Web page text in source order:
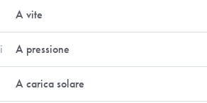
A vite
A pressione
A carica solare